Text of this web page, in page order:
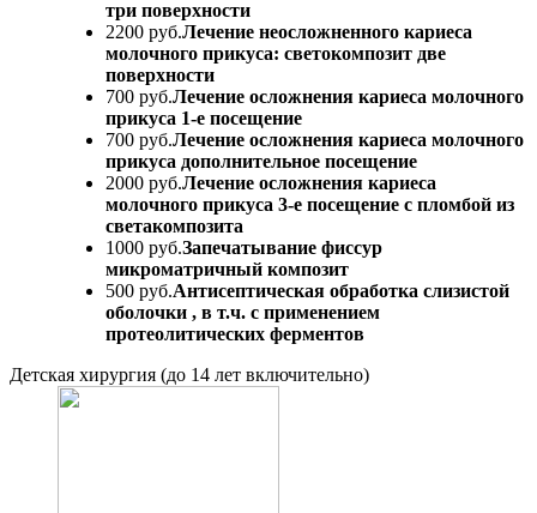
три поверхности
2200 руб.Лечение неосложненного кариеса
молочного прикуса: светокомпозит две
поверхности
700 руб.Лечение осложнения кариеса молочного
прикуса 1-е посещение
700 руб.Лечение осложнения кариеса молочного
прикуса дополнительное посещение
2000 руб.Лечение осложнения кариеса
молочного прикуса 3-е посещение с пломбой из
светакомпозита
1000 руб.Запечатывание фиссур
микроматричный композит
500 руб.Антисептическая обработка слизистой
оболочки , в т.ч. с применением
протеолитических ферментов
Детская хирургия (до 14 лет включительно)